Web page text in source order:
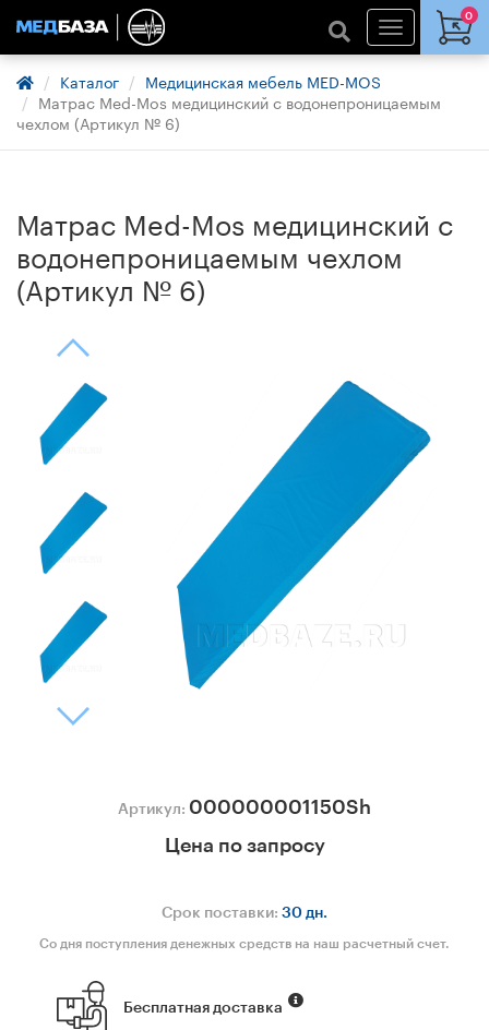
0
Каталог
Медицинская мебель MED-MOS
Матрас Med-Mos медицинский с водонепроницаемым
чехлом (Артикул № 6)
Матрас Med-Mos медицинский с
водонепроницаемым чехлом
(Артикул № 6)
Артикул: 000000001150Sh
Цена по запросу
Срок поставки: 30 дн.
Со дня поступления денежных средств на наш расчетный счет.
Бесплатная доставка